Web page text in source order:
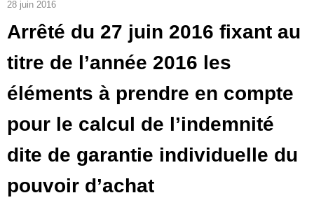
28 juin 2016
Arrêté du 27 juin 2016 fixant au
titre de l’année 2016 les
éléments à prendre en compte
pour le calcul de l’indemnité
dite de garantie individuelle du
pouvoir d’achat